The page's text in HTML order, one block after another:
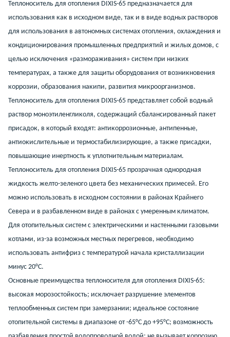
Теплоноситель для отопления DIXIS-65 предназначается для
использования как в исходном виде, так и в виде водных растворов
для использования в автономных системах отопления, охлаждения и
кондиционирования промышленных предприятий и жилых домов, с
целью исключения «размораживания» систем при низких
температурах, а также для защиты оборудования от возникновения
коррозии, образования накипи, развития микроорганизмов.
Теплоноситель для отопления DIXIS-65 представляет собой водный
раствор моноэтиленгликоля, содержащий сбалансированный пакет
присадок, в который входят: антикоррозионные, антипенные,
антиокислительные и термостабилизирующие, а также присадки,
повышающие инертность к уплотнительным материалам.
Теплоноситель для отопления DIXIS-65 прозрачная однородная
жидкость желто-зеленого цвета без механических примесей. Его
можно использовать в исходном состоянии в районах Крайнего
Севера и в разбавленном виде в районах с умеренным климатом.
Для отопительных систем с электрическими и настенными газовыми
котлами, из-за возможных местных перегревов, необходимо
использовать антифриз с температурой начала кристаллизации
минус 20°C.
Основные преимущества теплоносителя для отопления DIXIS-65:
высокая морозостойкость; исключает разрушение элементов
теплообменных систем при замерзании; идеальное состояние
отопительной системы в диапазоне от -65°C до +95°C; возможность